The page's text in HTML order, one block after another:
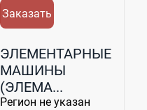
Заказать
ЭЛЕМЕНТАРНЫЕ
МАШИНЫ
(ЭЛЕМА...
Регион не указан